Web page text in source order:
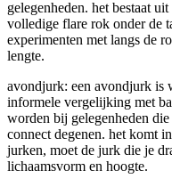
gelegenheden. het bestaat
volledige flare rok onder de
experimenten met langs de
lengte.
avondjurk: een avondjurk is
informele vergelijking met
worden bij gelegenheden
connect degenen. het komt
jurken, moet de jurk die je
lichaamsvorm en hoogte.